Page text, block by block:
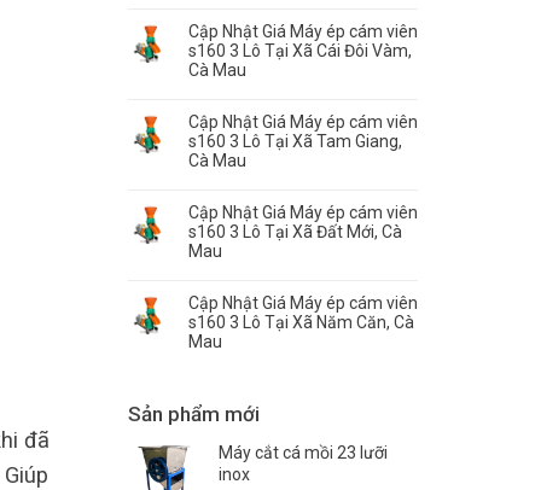
đã
Cập Nhật Giá Máy ép cám viên
s160 3 Lô Tại Xã Cái Đôi Vàm,
Cà Mau
Cập Nhật Giá Máy ép cám viên
s160 3 Lô Tại Xã Tam Giang,
Cà Mau
Cập Nhật Giá Máy ép cám viên
s160 3 Lô Tại Xã Đất Mới, Cà
Mau
Cập Nhật Giá Máy ép cám viên
s160 3 Lô Tại Xã Năm Căn, Cà
Mau
Sản phẩm mới
Máy cắt cá mồi 23 lưỡi
inox